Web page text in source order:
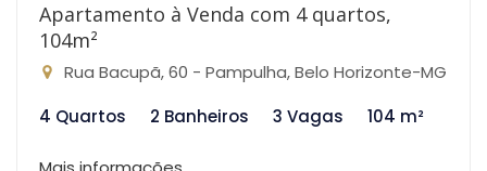
Apartamento à Venda com 4 quartos,
104m²
Rua Bacupã, 60 - Pampulha, Belo Horizonte-MG
4 Quartos
2 Banheiros 3 Vagas 104 m²